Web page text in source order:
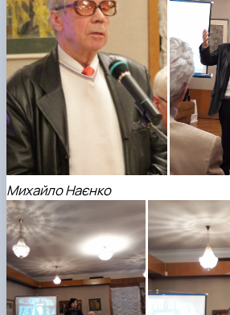
Михайло Наєнко